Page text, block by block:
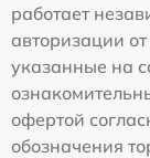
работает
авторизации
указанные на
офертой
обозначения